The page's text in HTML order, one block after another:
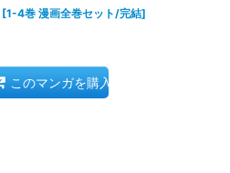
[1-4巻 漫画全巻セット/完結]
このマンガを購入